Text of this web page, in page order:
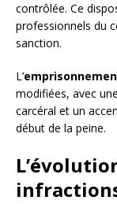
contrôlée. Ce
professionnels du
sanction.
L’
modifiées, avec
carcéral et un
début de la peine.